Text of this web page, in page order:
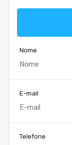
Nome
E-mail
Telefone